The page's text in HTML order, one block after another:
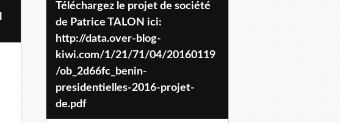
Téléchargez le projet de société
de Patrice TALON ici:
http://data.over-blog-
kiwi.com/1/21/71/04/20160119
/ob_2d66fc_benin-
presidentielles-2016-projet-
de.pdf